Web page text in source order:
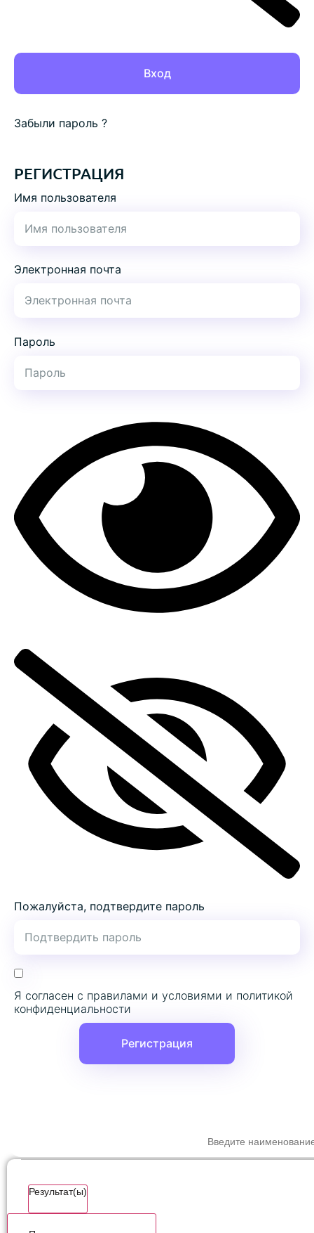
Забыли пароль ?
РЕГИСТРАЦИЯ
Имя пользователя
Электронная почта
Пароль
Пожалуйста, подтвердите пароль
Я согласен с правилами и условиями и политикой
конфиденциальности
Регистрация
Результат(ы)